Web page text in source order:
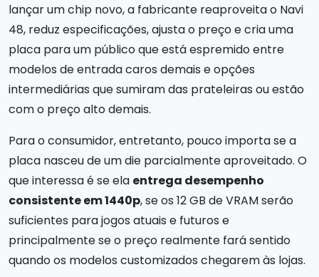
lançar um chip novo, a fabricante reaproveita o Navi
48, reduz especificações, ajusta o preço e cria uma
placa para um público que está espremido entre
modelos de entrada caros demais e opções
intermediárias que sumiram das prateleiras ou estão
com o preço alto demais.
Para o consumidor, entretanto, pouco importa se a
placa nasceu de um die parcialmente aproveitado. O
que interessa é se ela entrega desempenho
consistente em 1440p, se os 12 GB de VRAM serão
suficientes para jogos atuais e futuros e
principalmente se o preço realmente fará sentido
quando os modelos customizados chegarem às lojas.